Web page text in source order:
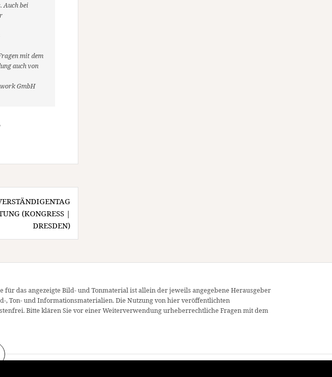
Auch bei
mit dem
auch von
GmbH
,
(KONGRESS |
DRESDEN)
für das angezeigte Bild- und Tonmaterial ist allein der jeweils angegebene Herausgeber
, Ton- und Informationsmaterialien. Die Nutzung von hier veröffentlichten
Bitte klären Sie vor einer Weiterverwendung urheberrechtliche Fragen mit dem